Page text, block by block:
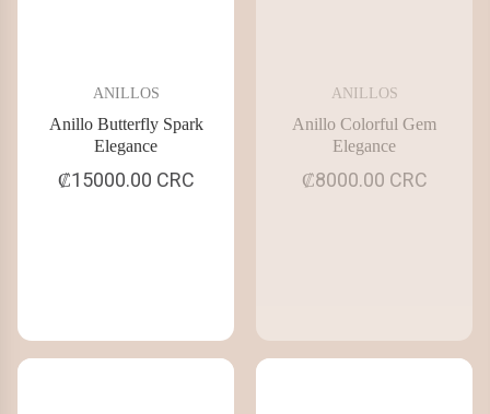
ANILLOS
Anillo Butterfly Spark
Elegance
₡15000.00 CRC
ANILLOS
Anillo Colorful Gem
Elegance
₡8000.00 CRC